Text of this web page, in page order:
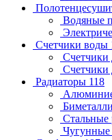
Водяные
Счетчики воды
Счетчики
Счетчики
Радиаторы 118
Стальные
Чугунные